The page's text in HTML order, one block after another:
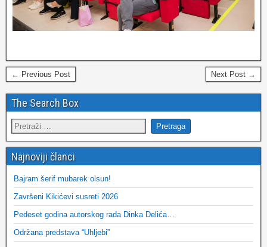
← Previous Post Next Post →
The Search Box
Najnoviji članci
Bajram šerif mubarek olsun!
Završeni Kikićevi susreti 2026
Pedeset godina autorskog rada Dinka Delića…
Održana predstava “Uhljebi”